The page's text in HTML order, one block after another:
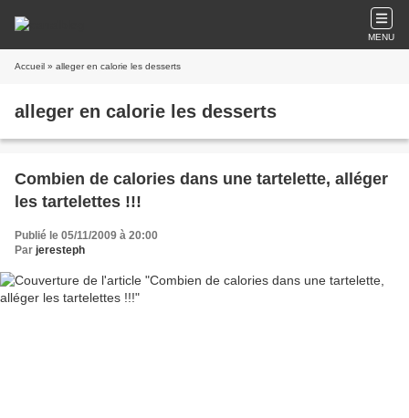
MENU
Accueil » alleger en calorie les desserts
alleger en calorie les desserts
Combien de calories dans une tartelette, alléger
les tartelettes !!!
Publié le 05/11/2009 à 20:00
Par jeresteph